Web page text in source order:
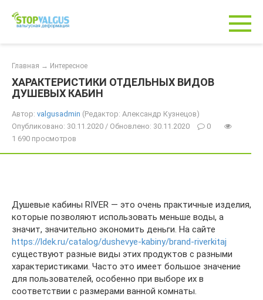
контенту
Главная → Интересное
ХАРАКТЕРИСТИКИ ОТДЕЛЬНЫХ ВИДОВ
ДУШЕВЫХ КАБИН
Автор: valgusadmin (Редактор: Александр Кузнецов)
Опубликовано: 30.11.2020 / Обновлено: 30.11.2020
0
1 690 просмотров
Душевые кабины RIVER — это очень практичные изделия,
которые позволяют использовать меньше воды, а
значит, значительно экономить деньги. На сайте
https://ldek.ru/catalog/dushevye-kabiny/brand-riverkitaj
существуют разные виды этих продуктов с разными
характеристиками. Часто это имеет большое значение
для пользователей, особенно при выборе их в
соответствии с размерами ванной комнаты.